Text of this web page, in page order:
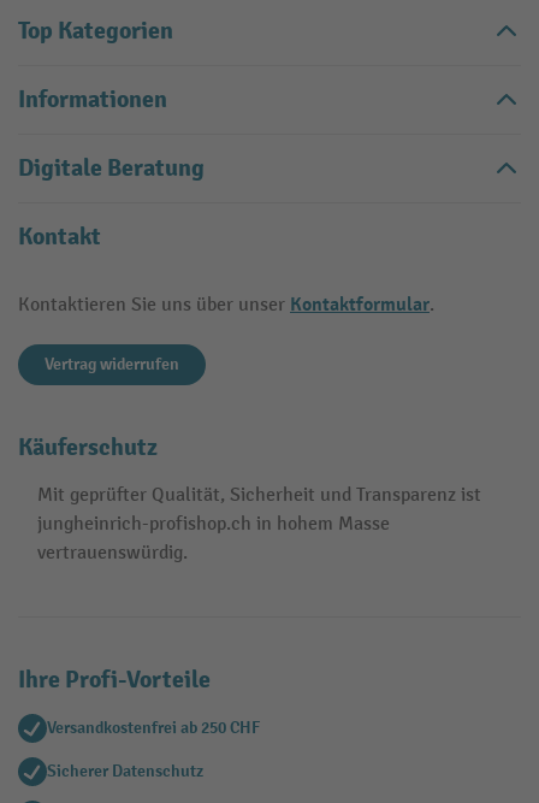
Top Kategorien
Informationen
Digitale Beratung
Kontakt
Kontaktieren Sie uns über unser Kontaktformular.
Vertrag widerrufen
Käuferschutz
Mit geprüfter Qualität, Sicherheit und Transparenz ist
jungheinrich-profishop.ch in hohem Masse
vertrauenswürdig.
Ihre Profi-Vorteile
Versandkostenfrei ab 250 CHF
Sicherer Datenschutz